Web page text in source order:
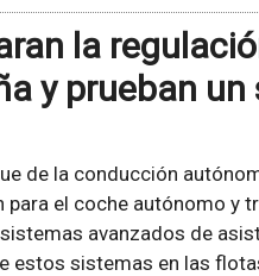
la
y prueban un
de la conducción
para el coche autónomo y
avanzados de
estos sistemas en las